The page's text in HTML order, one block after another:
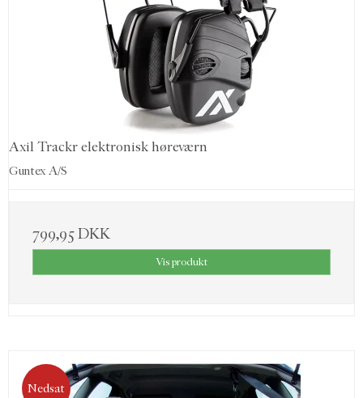
Axil Trackr elektronisk høreværn
Guntex A/S
799,95 DKK
Vis produkt
Nedsat